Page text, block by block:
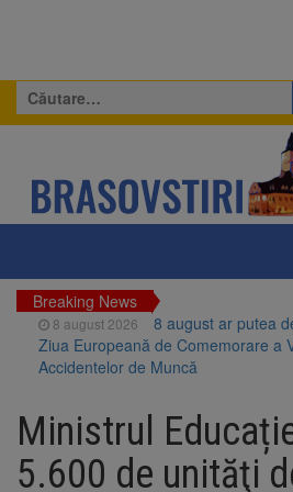
Caută
după:
Breaking News
8 august 2026
8 august ar putea
Ziua Europeană de Comemorare a
Accidentelor de Muncă
fostului complex Duplex 91, de
Star
8 august 2026
Ungaria renunță la
pentru reducerea consumului de
Ministrul
5.600 de unităţi